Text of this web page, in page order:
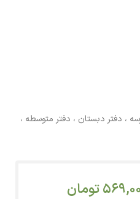
، دفتر دبستان ، دفتر متوسطه ،
تومان